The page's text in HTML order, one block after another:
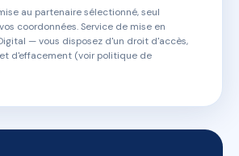
au partenaire sélectionné, seul
coordonnées. Service de mise en
— vous disposez d'un droit d'accès,
d'effacement (voir politique de